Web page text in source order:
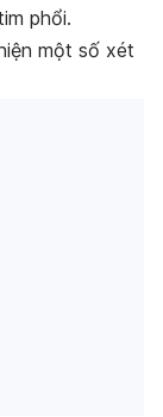
phổi.
một số xét